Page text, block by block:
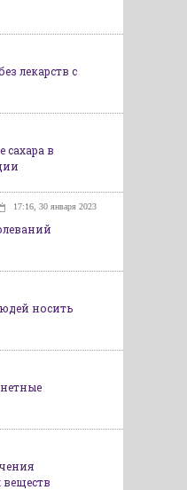
лекарств с
сахара в
17:16, 30 января 2023
носить
веществ